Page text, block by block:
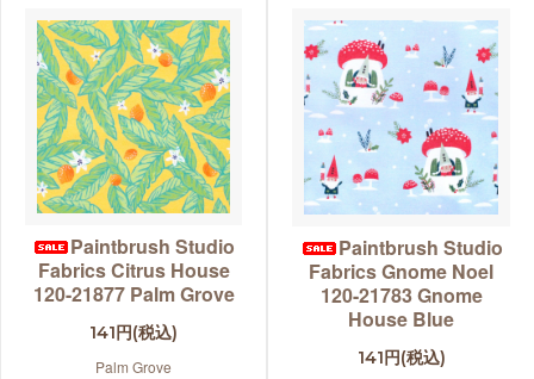
Paintbrush Studio
Fabrics Citrus House
120-21877 Palm Grove
141円(税込)
Palm Grove
Paintbrush Studio
Fabrics Gnome Noel
120-21783 Gnome
House Blue
141円(税込)